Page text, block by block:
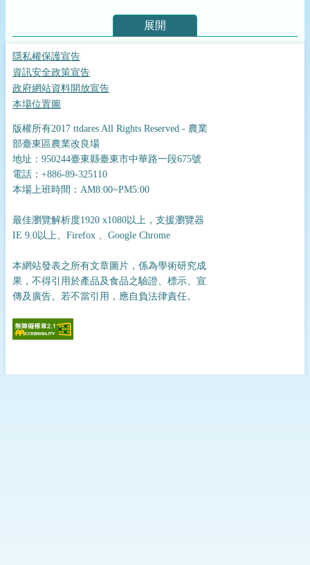
展開
隱私權保護宣告
資訊安全政策宣告
政府網站資料開放宣告
本場位置圖
版權所有2017 ttdares All Rights Reserved - 農業
部臺東區農業改良場
地址：950244臺東縣臺東市中華路一段675號
電話：+886-89-325110
本場上班時間：AM8:00~PM5:00
最佳瀏覽解析度1920 x1080以上，支援瀏覽器
IE 9.0以上、Firefox 、Google Chrome
本網站發表之所有文章圖片，係為學術研究成
果，不得引用於產品及食品之驗證、標示、宣
傳及廣告。若不當引用，應自負法律責任。